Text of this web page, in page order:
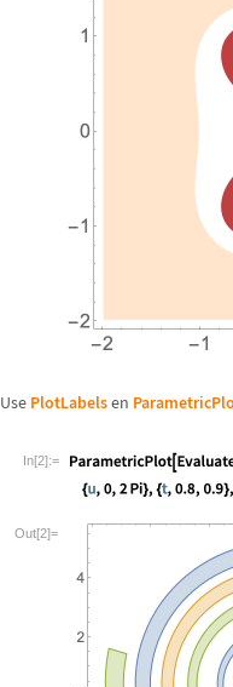
Use PlotLabelsen
In[2]:=
Out[2]=